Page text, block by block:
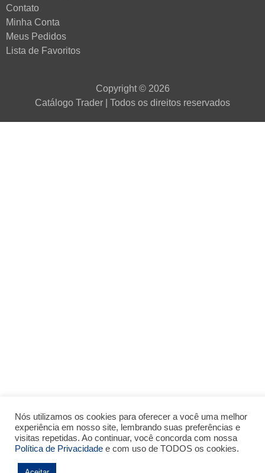
Contato
Minha Conta
Meus Pedidos
Lista de Favoritos
Copyright © 2026
Catálogo Trader | Todos os direitos reservados
Nós utilizamos os cookies para oferecer a você uma melhor
experiência em nosso site, lembrando suas preferências e
visitas repetidas. Ao continuar, você concorda com nossa
Política de Privacidade e com uso de TODOS os cookies.